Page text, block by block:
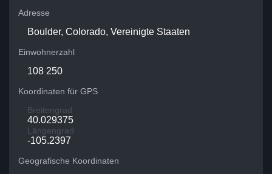
Adresse
Boulder, Colorado, Vereinigte Staaten
Einwohnerzahl
108 250
Koordinaten für GPS
Breitengrad
40.029375
Längengrad
-105.2397
Geografische Koordinaten